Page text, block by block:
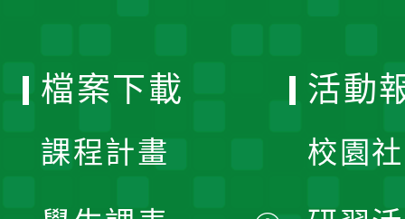
檔案下載
課程計畫
活動
校園